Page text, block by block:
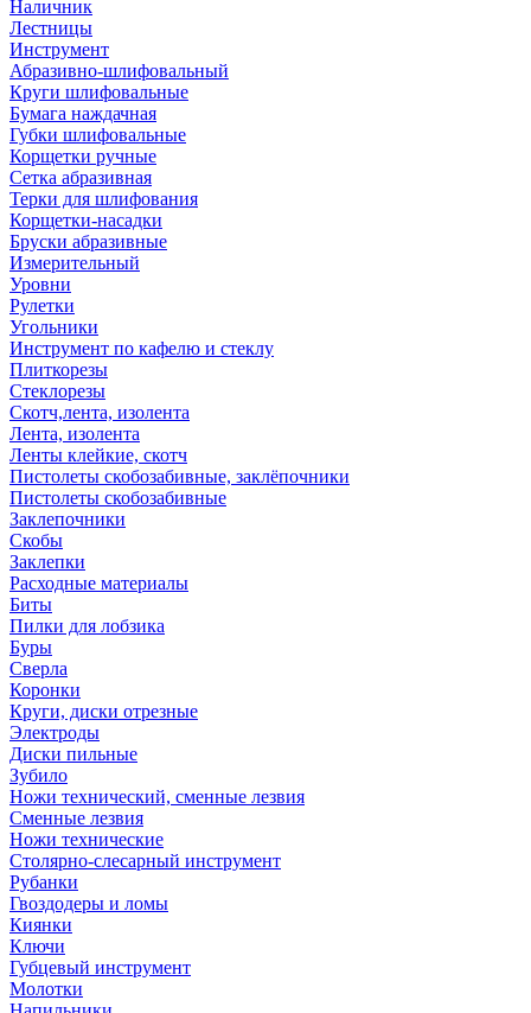
Наличник
Лестницы
Инструмент
Абразивно-шлифовальный
Круги шлифовальные
Бумага наждачная
Губки шлифовальные
Корщетки ручные
Сетка абразивная
Терки для шлифования
Корщетки-насадки
Бруски абразивные
Измерительный
Уровни
Рулетки
Угольники
Инструмент по кафелю и стеклу
Плиткорезы
Стеклорезы
Скотч,лента, изолента
Лента, изолента
Ленты клейкие, скотч
Пистолеты скобозабивные, заклёпочники
Пистолеты скобозабивные
Заклепочники
Скобы
Заклепки
Расходные материалы
Биты
Пилки для лобзика
Буры
Сверла
Коронки
Круги, диски отрезные
Электроды
Диски пильные
Зубило
Ножи технический, сменные лезвия
Сменные лезвия
Ножи технические
Столярно-слесарный инструмент
Рубанки
Гвоздодеры и ломы
Киянки
Ключи
Губцевый инструмент
Молотки